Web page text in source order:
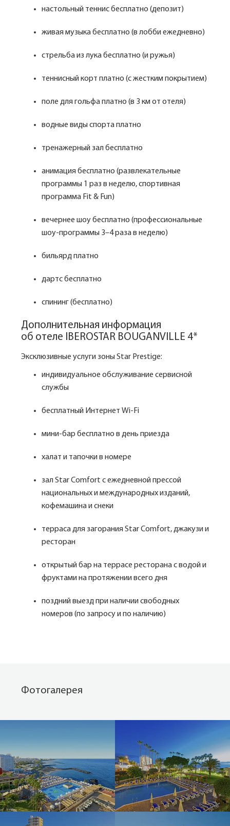
настольный теннис бесплатно (депозит)
живая музыка бесплатно (в лобби ежедневно)
стрельба из лука бесплатно (и ружья)
теннисный корт платно (с жестким покрытием)
поле для гольфа платно (в 3 км от отеля)
водные виды спорта платно
тренажерный зал бесплатно
анимация бесплатно (развлекательные
программы 1 раз в неделю, спортивная
программа Fit & Fun)
вечернее шоу бесплатно (профессиональные
шоу-программы 3–4 раза в неделю)
бильярд платно
дартс бесплатно
спининг (бесплатно)
Дополнительная информация
об отеле IBEROSTAR BOUGANVILLE 4*
Эксклюзивные услуги зоны Star Prestige:
индивидуальное обслуживание сервисной
службы
бесплатный Интернет Wi-Fi
мини-бар бесплатно в день приезда
халат и тапочки в номере
зал Star Comfort с ежедневной прессой
национальных и международных изданий,
кофемашина и снеки
терраса для загорания Star Comfort, джакузи и
ресторан
открытый бар на террасе ресторана с водой и
фруктами на протяжении всего дня
поздний выезд при наличии свободных
номеров (по запросу и по наличию)
Фотогалерея